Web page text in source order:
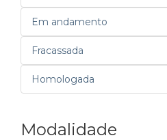
Em andamento
Fracassada
Homologada
Modalidade